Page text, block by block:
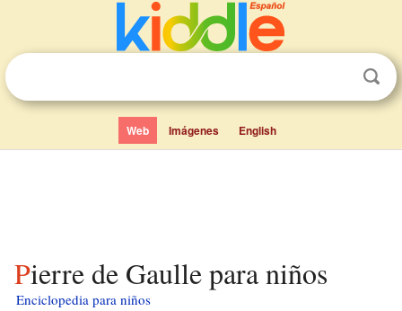
Web Imágenes English
Pierre de Gaulle para niños
Enciclopedia para niños